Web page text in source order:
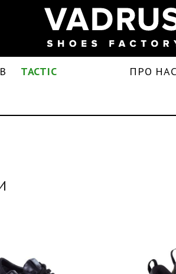
TACTIC ПРО НАС